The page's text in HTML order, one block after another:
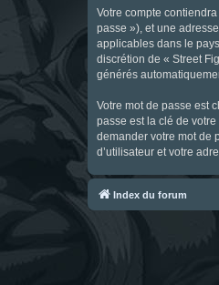
Votre compte
passe »), et une
applicables dans le
discrétion de « Street
générés
Votre mot de passe est
passe est la clé de
demander votre mot de
d’utilisateur et votre
Index du forum